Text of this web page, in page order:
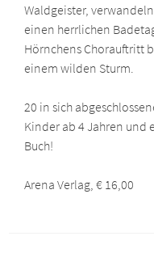
Waldgeister,
einen herrlichen
Hörnchens Chorauftritt
einem wilden Sturm.
20 in sich
Kinder ab 4 Jahren
Buch!
Arena Verlag, € 16,00